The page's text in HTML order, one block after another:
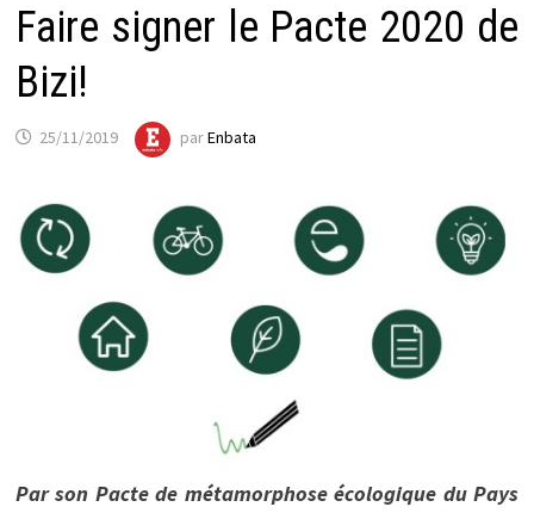
Faire signer le Pacte 2020 de
Bizi!
25/11/2019 parEnbata
Par son Pacte de métamorphose écologique du Pays